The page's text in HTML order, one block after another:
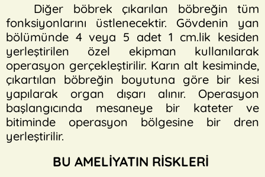
Diğer böbrek çıkarılan böbreğin tüm
fonksiyonlarını üstlenecektir. Gövdenin yan
bölümünde 4 veya 5 adet 1 cm.lik kesiden
yerleştirilen özel ekipman kullanılarak
operasyon gerçekleştirilir. Karın alt kesiminde,
çıkartılan böbreğin boyutuna göre bir kesi
yapılarak organ dışarı alınır. Operasyon
başlangıcında mesaneye bir kateter ve
bitiminde operasyon bölgesine bir dren
yerleştirilir.
BU AMELİYATIN RİSKLERİ